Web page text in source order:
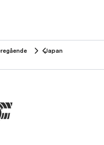
Japan